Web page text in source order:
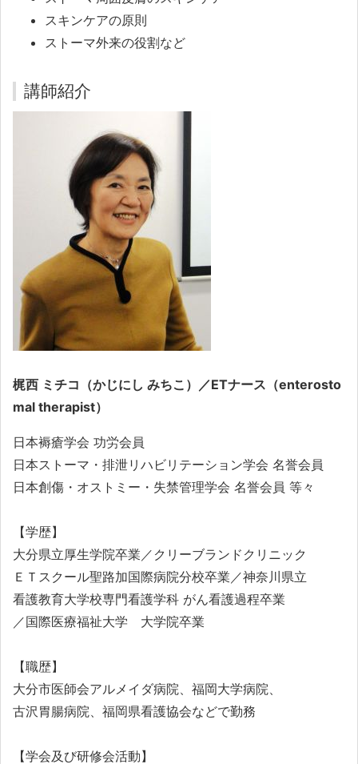
スキンケアの原則
ストーマ外来の役割など
講師紹介
梶西 ミチコ（かじにし みちこ）／ETナース（enterosto
mal therapist）
日本褥瘡学会 功労会員
日本ストーマ・排泄リハビリテーション学会 名誉会員
日本創傷・オストミー・失禁管理学会 名誉会員 等々
【学歴】
大分県立厚生学院卒業／クリーブランドクリニック
ＥＴスクール聖路加国際病院分校卒業／神奈川県立
看護教育大学校専門看護学科 がん看護過程卒業
／国際医療福祉大学 大学院卒業
【職歴】
大分市医師会アルメイダ病院、福岡大学病院、
古沢胃腸病院、福岡県看護協会などで勤務
【学会及び研修会活動】